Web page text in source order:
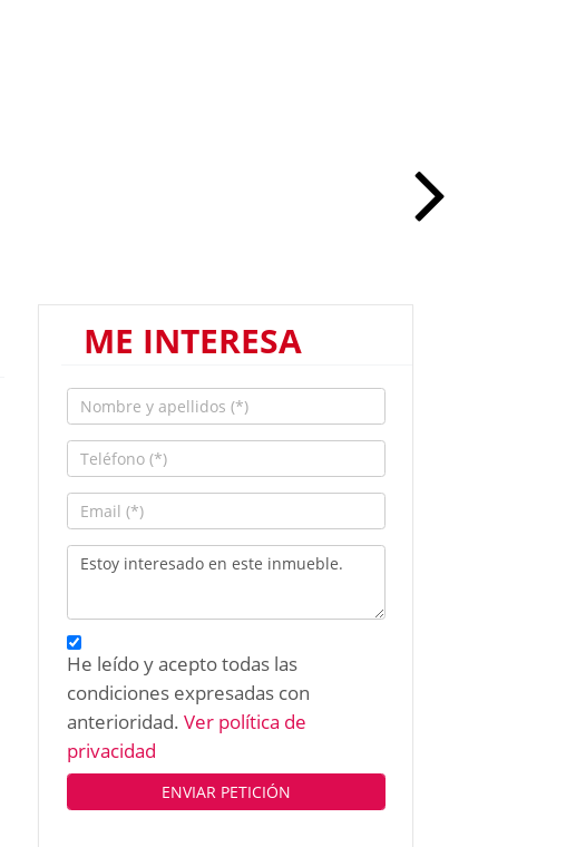
ME INTERESA
He leído y acepto todas las
condiciones expresadas con
anterioridad.Ver política de
privacidad